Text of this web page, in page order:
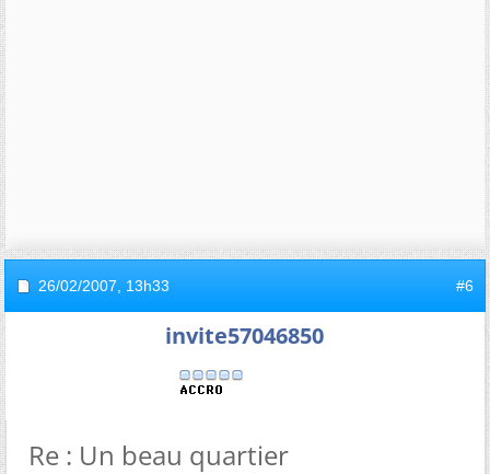
26/02/2007, 13h33 #6
invite57046850
Re : Un beau quartier